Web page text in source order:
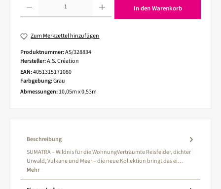
In den Warenkorb
Zum Merkzettel hinzufügen
Produktnummer:AS/328834
Hersteller:A.S. Création
EAN:4051315171080
Farbgebung:Grau
Abmessungen:10,05m x 0,53m
Beschreibung
SUMATRA – Wildnis für die WohnungVerträumte Reisfelder, dichter
Urwald, Vulkane und Meer – die neue Kollektion bringt das ei…
Mehr